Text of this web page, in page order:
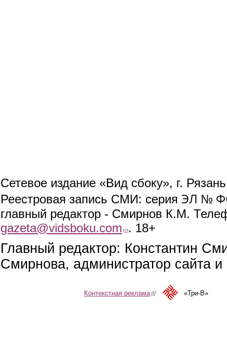
Сетевое издание «Вид сбоку», г.
Реестровая запись СМИ: серия ЭЛ №
главный редактор - Смирнов К.М.
gazeta@vidsboku.com (link sends e-mail)
. 18+
Главный редактор: Константин
Смирнова, администратор сайта
Контекстная реклама(link is external)«Три-В»